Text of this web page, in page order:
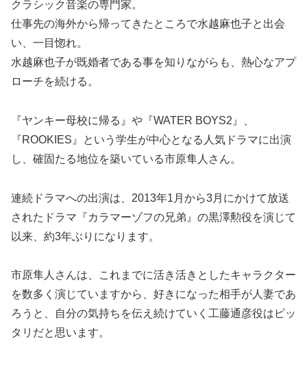
クラシック音楽の専門家。
仕事先の海外から帰ってきたところで水越麻也子と出会
い、一目惚れ。
水越麻也子が既婚者である事を知りながらも、熱心なアプ
ローチを続ける。
『ヤンキー母校に帰る』や『WATER BOYS2』、
『ROOKIES』という学生が中心となる人気ドラマに出演
し、確固たる地位を築いている市原隼人さん。
連続ドラマへの出演は、2013年1月から3月にかけて放送
されたドラマ『カラマーゾフの兄弟』の黒澤勲役を演じて
以来、約3年ぶりになります。
市原隼人さんは、これまでに活き活きとしたキャラクター
を数多く演じていますから、好きになった相手が人妻であ
ろうと、自分の気持ちを伝え続けていく工藤通彦役はピッ
タリだと思います。